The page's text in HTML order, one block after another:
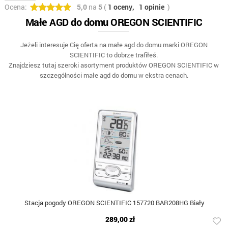
Ocena: 5,0na 5( 1 oceny, 1 opinie )
Małe AGD do domu OREGON SCIENTIFIC
Jeżeli interesuje Cię oferta na małe agd do domu marki OREGON
SCIENTIFIC to dobrze trafiłeś.
Znajdziesz tutaj szeroki asortyment produktów OREGON SCIENTIFIC w
szczególności małe agd do domu w ekstra cenach.
Stacja pogody OREGON SCIENTIFIC 157720 BAR208HG Biały
289,00 zł